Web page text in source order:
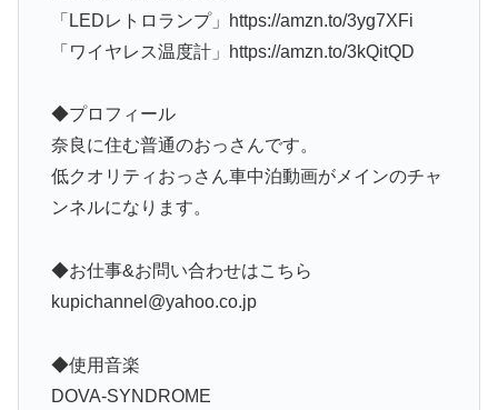
「LEDレトロランプ」https://amzn.to/3yg7XFi
「ワイヤレス温度計」https://amzn.to/3kQitQD
◆プロフィール
奈良に住む普通のおっさんです。
低クオリティおっさん車中泊動画がメインのチャ
ンネルになります。
◆お仕事&お問い合わせはこちら
kupichannel@yahoo.co.jp
◆使用音楽
DOVA-SYNDROME